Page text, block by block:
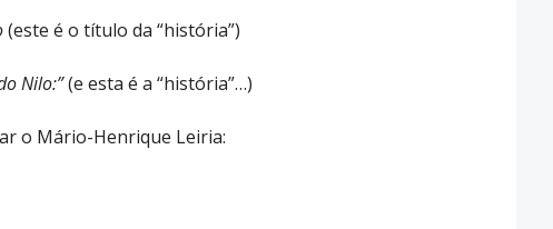
(este é o título da “história”)
Nilo:”(e esta é a “história”…)
o Mário-Henrique Leiria: